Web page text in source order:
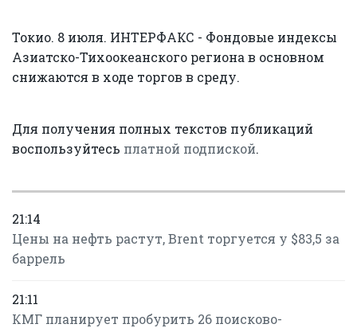
Токио. 8 июля. ИНТЕРФАКС - Фондовые индексы
Азиатско-Тихоокеанского региона в основном
снижаются в ходе торгов в среду.
Для получения полных текстов публикаций
воспользуйтесь платной подпиской.
21:14
Цены на нефть растут, Brent торгуется у $83,5 за
баррель
21:11
КМГ планирует пробурить 26 поисково-